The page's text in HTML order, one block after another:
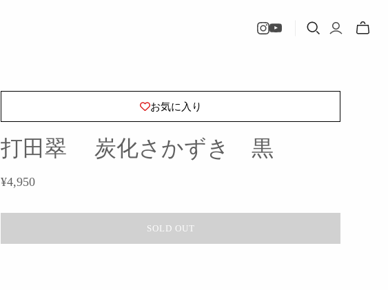
Toggle
お気に入り
打田翠 炭化さかずき 黒
¥4,950
SOLD OUT